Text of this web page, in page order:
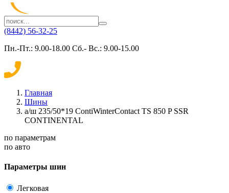
(8442) 56-32-25
Пн.-Пт.: 9.00-18.00 Сб.- Вс.: 9.00-15.00
Главная
Шины
а/ш 235/50*19 ContiWinterContact TS 850 P SSR
CONTINENTAL
по параметрам
по авто
Параметры шин
Легковая